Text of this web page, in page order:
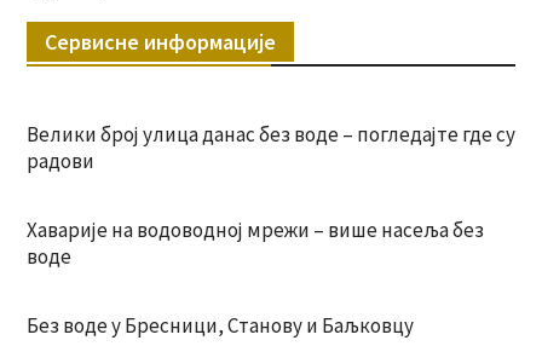
Сервисне информације
Велики број улица данас без воде – погледајте где су
радови
Хаварије на водоводној мрежи – више насеља без
воде
Без воде у Бресници, Станову и Баљковцу